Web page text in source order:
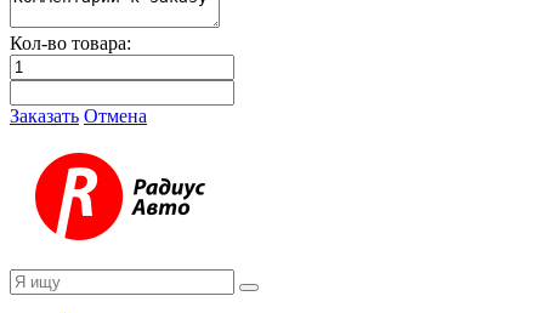
Кол-во товара:
Заказать Отмена